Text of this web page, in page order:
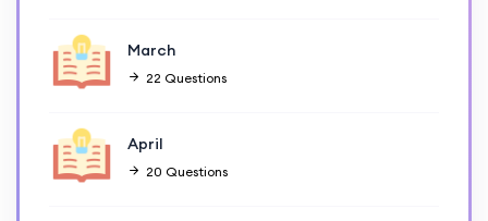
March
22 Questions
April
20 Questions